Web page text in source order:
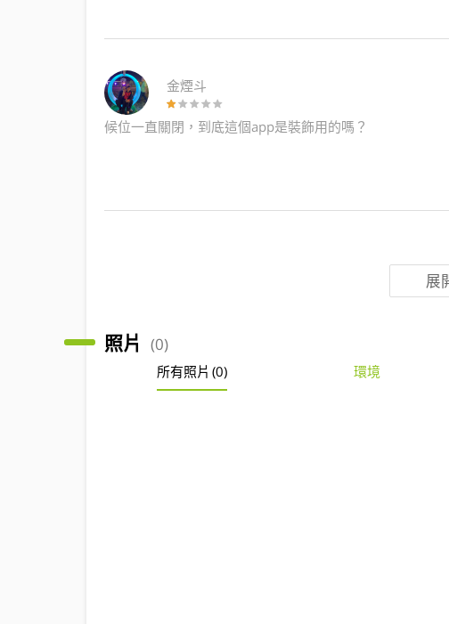
金煙斗
候位一直關閉，到底這個app是裝飾用的嗎？
展
照片 (0)
所有照片 (0) 環境